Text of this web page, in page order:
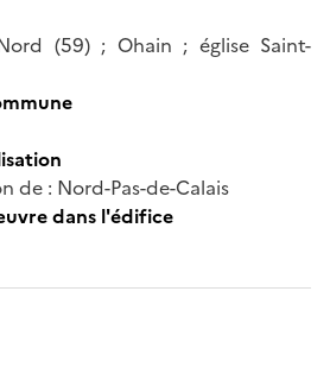
(59) ; Ohain ; église Saint-
de : Nord-Pas-de-Calais
dans l'édifice